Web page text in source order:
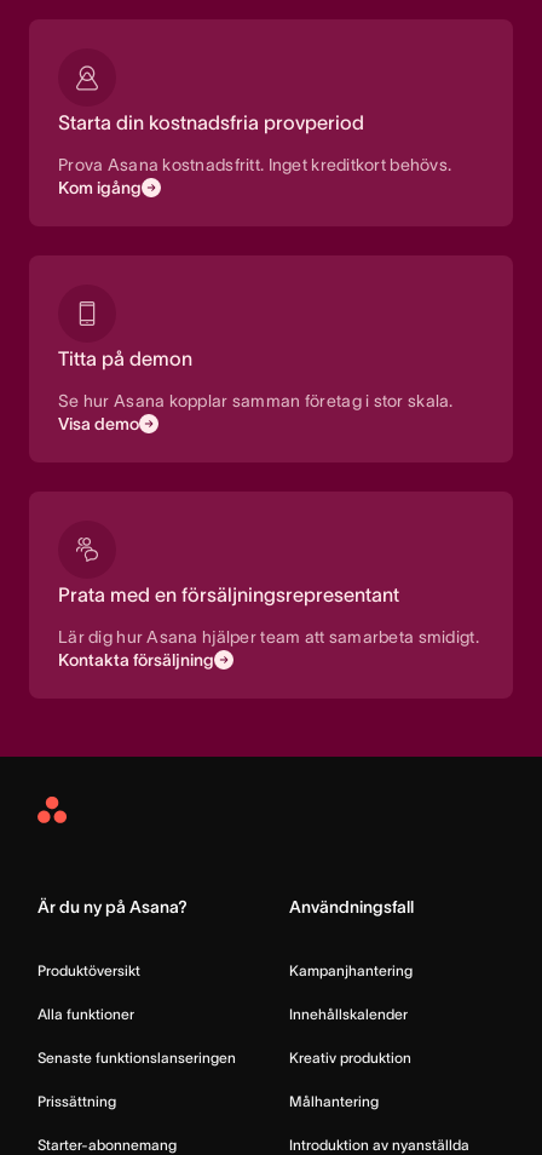
Starta din kostnadsfria provperiod
Prova Asana kostnadsfritt. Inget kreditkort behövs.
Kom igång
Titta på demon
Se hur Asana kopplar samman företag i stor skala.
Visa demo
Prata med en försäljningsrepresentant
Lär dig hur Asana hjälper team att samarbeta smidigt.
Kontakta försäljning
Asana
Är du ny på Asana?
Produktöversikt
Alla funktioner
Senaste funktionslanseringen
Prissättning
Starter-abonnemang
Användningsfall
Kampanjhantering
Innehållskalender
Kreativ produktion
Målhantering
Introduktion av nyanställda